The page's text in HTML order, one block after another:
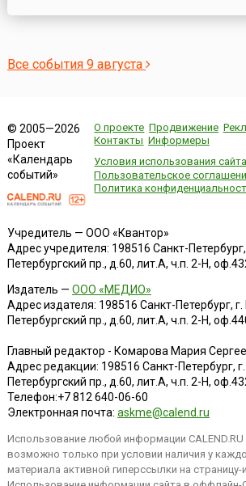
Все события 9 августа
© 2005—2026
Проект
«Календарь
событий»
О проекте Продвижение
Контакты Информеры
Условия использования сайта
Пользовательское
Политика
Учредитель — ООО «Квантор»
Адрес учредителя: 198516 Санкт-
Петербургский пр., д.60, лит.А, ч.п. 2-Н,
Издатель — ООО «МЕДИО»
Адрес издателя: 198516 Санкт-Петербург,
Петербургский пр., д.60, лит.А, ч.п. 2-Н,
Главный редактор - Комарова Мария
Адрес редакции: 198516 Санкт-Петербург,
Петербургский пр., д.60, лит.А, ч.п. 2-Н,
Телефон:+7 812 640-06-60
Электронная почта: askme@calend.ru
Использование любой информации CALEND.RU
возможно только при условии наличия у
материала активной гиперссылки на страницу-